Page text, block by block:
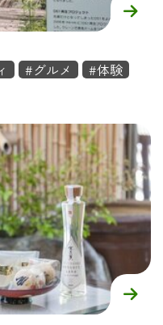
#グルメ
#体験